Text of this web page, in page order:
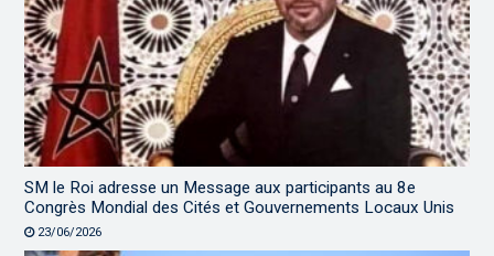
SM le Roi adresse un Message aux participants au 8e
Congrès Mondial des Cités et Gouvernements Locaux Unis
23/06/2026